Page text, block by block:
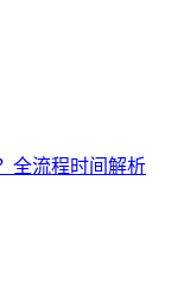
全流程时间解析